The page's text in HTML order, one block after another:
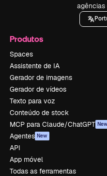
agências
Produtos
Spaces
Assistente de IA
Gerador de imagens
Gerador de vídeos
Texto para voz
Conteúdo de stock
MCP para Claude/ChatGPT New
Agentes New
API
App móvel
Todas as ferramentas